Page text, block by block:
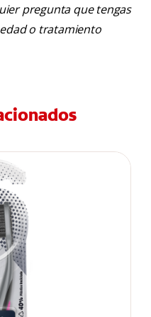
pregunta que tengas
o tratamiento